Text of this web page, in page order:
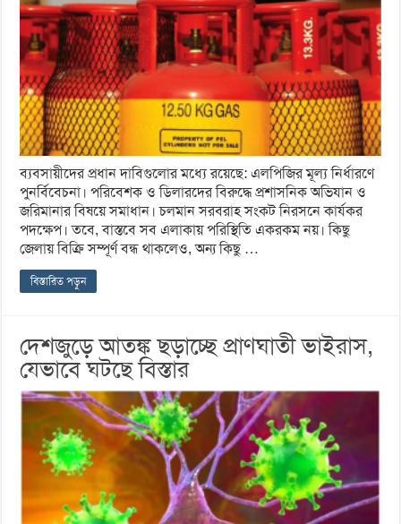
ব্যবসায়ীদের প্রধান দাবিগুলোর মধ্যে রয়েছে: এলপিজির মূল্য নির্ধারণে
পুনর্বিবেচনা। পরিবেশক ও ডিলারদের বিরুদ্ধে প্রশাসনিক অভিযান ও
জরিমানার বিষয়ে সমাধান। চলমান সরবরাহ সংকট নিরসনে কার্যকর
পদক্ষেপ। তবে, বাস্তবে সব এলাকায় পরিস্থিতি একরকম নয়। কিছু
জেলায় বিক্রি সম্পূর্ণ বন্ধ থাকলেও, অন্য কিছু …
বিস্তারিত পড়ুন
দেশজুড়ে আতঙ্ক ছড়াচ্ছে প্রাণঘাতী ভাইরাস,
যেভাবে ঘটছে বিস্তার